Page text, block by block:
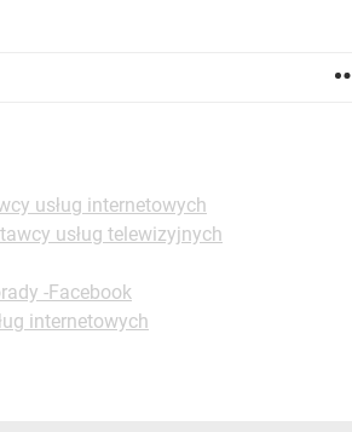
usług internetowych
usług telewizyjnych
-Facebook
internetowych